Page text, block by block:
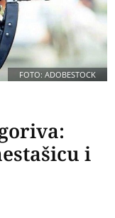
FOTO: ADOBESTOCK
i